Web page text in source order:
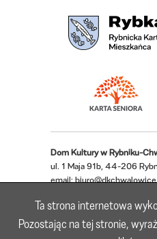
Dom Kultury w Rybniku-
ul. 1 Maja 91b, 44-206
email:
Ta strona internetowa
Pozostając na tej stronie,